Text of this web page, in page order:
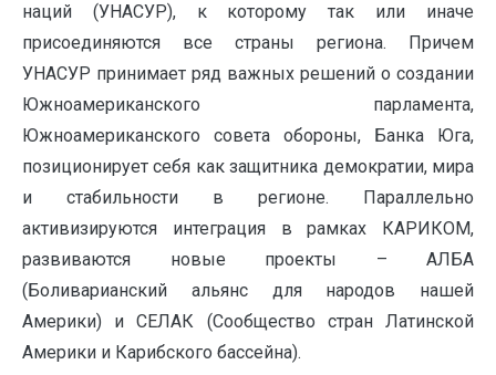
наций (УНАСУР), к которому так или иначе
присоединяются все страны региона. Причем
УНАСУР принимает ряд важных решений о создании
Южноамериканского парламента,
Южноамериканского совета обороны, Банка Юга,
позиционирует себя как защитника демократии, мира
и стабильности в регионе. Параллельно
активизируются интеграция в рамках КАРИКОМ,
развиваются новые проекты – АЛБА
(Боливарианский альянс для народов нашей
Америки) и СЕЛАК (Сообщество стран Латинской
Америки и Карибского бассейна).